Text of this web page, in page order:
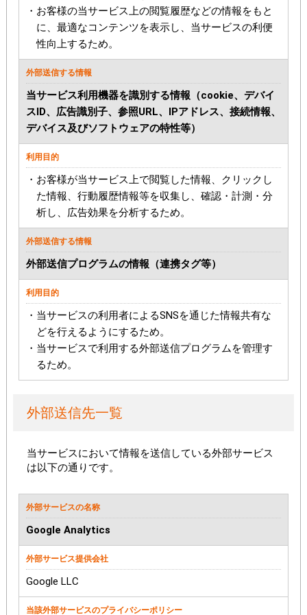
・お客様の当サービス上の閲覧履歴などの情報をもと
に、最適なコンテンツを表示し、当サービスの利便
性向上するため。
当サービス利用機器を識別する情報（cookie、デバイ
スID、広告識別子、参照URL、IPアドレス、接続情報、
デバイス及びソフトウェアの特性等）
・お客様が当サービス上で閲覧した情報、クリックし
た情報、行動履歴情報等を収集し、確認・計測・分
析し、広告効果を分析するため。
外部送信プログラムの情報（連携タグ等）
・当サービスの利用者によるSNSを通じた情報共有な
どを行えるようにするため。
・当サービスで利用する外部送信プログラムを管理す
るため。
外部送信先一覧
当サービスにおいて情報を送信している外部サービス
は以下の通りです。
Google Analytics
Google LLC